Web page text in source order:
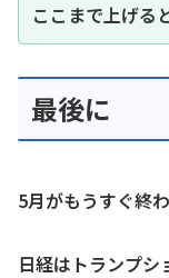
ここまで上げる
最後に
5月がもうすぐ終
日経はトランプ